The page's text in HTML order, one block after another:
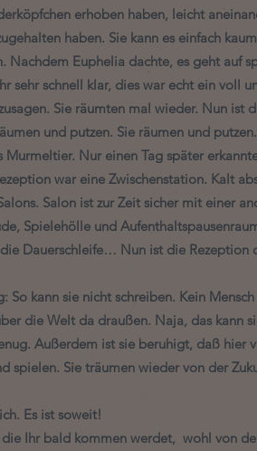
erhoben haben, leicht
haben. Sie kann es einfach
Nachdem Euphelia dachte, es geht auf
sehr schnell klar, dies war echt ein voll
Sie räumten mal wieder. Nun ist
und putzen. Sie räumen und
Nur einen Tag später
war eine Zwischenstation. Kalt
Salon ist zur Zeit sicher mit einer
Spielehölle und
Dauerschleife… Nun ist die Rezeption
So kann sie nicht schreiben. Kein
die Welt da draußen. Naja, das kann
Außerdem ist sie beruhigt, daß hier
spielen. Sie träumen wieder von der
Es ist soweit!
die Ihr bald kommen werdet,  wohl von